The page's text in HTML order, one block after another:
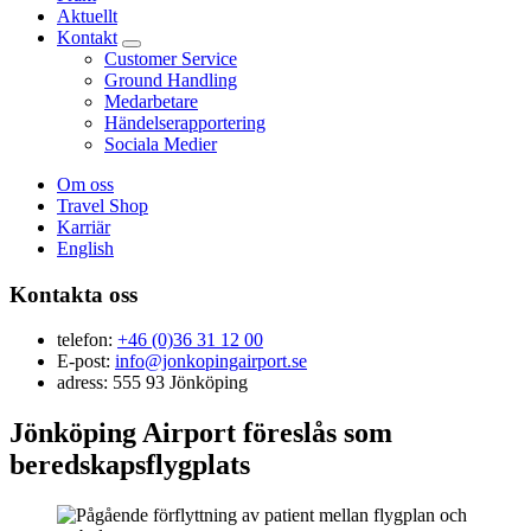
Aktuellt
Kontakt
Customer Service
Ground Handling
Medarbetare
Händelserapportering
Sociala Medier
Om oss
Travel Shop
Karriär
English
Kontakta oss
telefon: +46 (0)36 31 12 00
E-post: info@jonkopingairport.se
adress: 555 93 Jönköping
Jönköping Airport föreslås som
beredskapsflygplats